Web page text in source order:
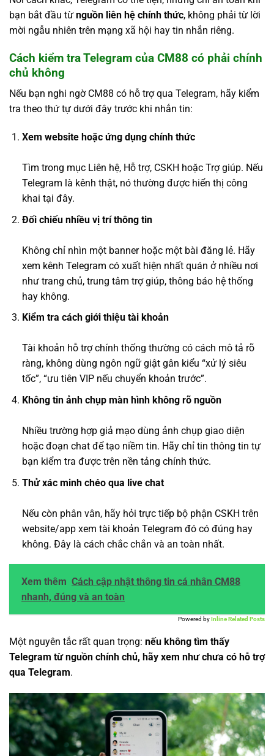
bạn bắt đầu từ nguồn liên hệ chính thức, không phải từ lời
mời ngẫu nhiên trên mạng xã hội hay tin nhắn riêng.
Cách kiểm tra Telegram của CM88 có phải chính
chủ không
Nếu bạn nghi ngờ CM88 có hỗ trợ qua Telegram, hãy kiểm
tra theo thứ tự dưới đây trước khi nhắn tin:
Xem website hoặc ứng dụng chính thức
Tìm trong mục Liên hệ, Hỗ trợ, CSKH hoặc Trợ giúp. Nếu
Telegram là kênh thật, nó thường được hiển thị công
khai tại đây.
Đối chiếu nhiều vị trí thông tin
Không chỉ nhìn một banner hoặc một bài đăng lẻ. Hãy
xem kênh Telegram có xuất hiện nhất quán ở nhiều nơi
như trang chủ, trung tâm trợ giúp, thông báo hệ thống
hay không.
Kiểm tra cách giới thiệu tài khoản
Tài khoản hỗ trợ chính thống thường có cách mô tả rõ
ràng, không dùng ngôn ngữ giật gân kiểu “xử lý siêu
tốc”, “ưu tiên VIP nếu chuyển khoản trước”.
Không tin ảnh chụp màn hình không rõ nguồn
Nhiều trường hợp giả mạo dùng ảnh chụp giao diện
hoặc đoạn chat để tạo niềm tin. Hãy chỉ tin thông tin tự
bạn kiểm tra được trên nền tảng chính thức.
Thử xác minh chéo qua live chat
Nếu còn phân vân, hãy hỏi trực tiếp bộ phận CSKH trên
website/app xem tài khoản Telegram đó có đúng hay
không. Đây là cách chắc chắn và an toàn nhất.
Xem thêm Cách cập nhật thông tin cá nhân CM88
nhanh, đúng và an toàn
Powered byInline Related Posts
Một nguyên tắc rất quan trọng: nếu không tìm thấy
Telegram từ nguồn chính chủ, hãy xem như chưa có hỗ trợ
qua Telegram.